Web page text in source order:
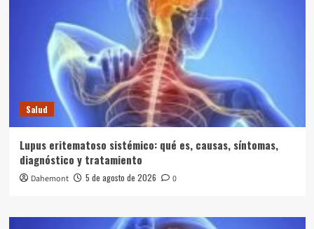
Salud
Lupus eritematoso sistémico: qué es, causas, síntomas,
diagnóstico y tratamiento
Dahemont 5 de agosto de 2026 0